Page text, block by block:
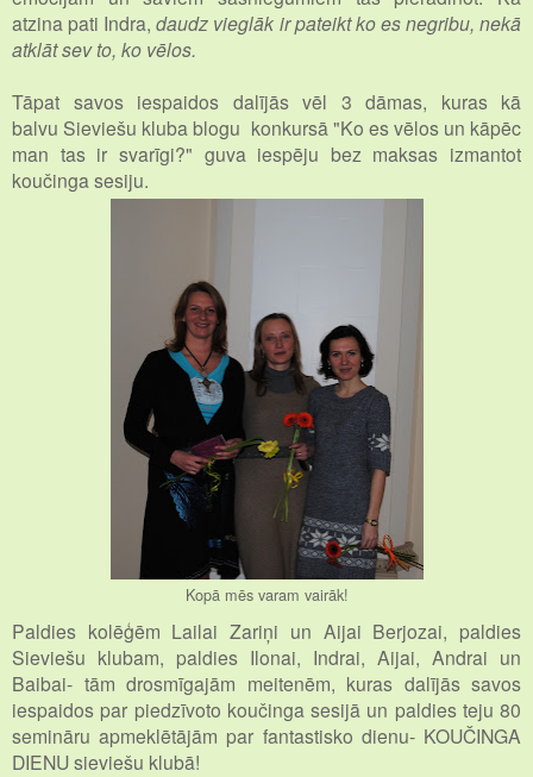
atzina pati Indra,daudz vieglāk ir pateikt ko es negribu, nekā
atklāt sev to, ko vēlos.
Tāpat savos iespaidos dalījās vēl 3 dāmas, kuras kā
balvu Sieviešu kluba blogu konkursā "Ko es vēlos un kāpēc
man tas ir svarīgi?" guva iespēju bez maksas izmantot
koučinga sesiju.
Kopā mēs varam vairāk!
Paldies kolēģēm Lailai Zariņi un Aijai Berjozai, paldies
Sieviešu klubam, paldies Ilonai, Indrai, Aijai, Andrai un
Baibai- tām drosmīgajām meitenēm, kuras dalījās savos
iespaidos par piedzīvoto koučinga sesijā un paldies teju 80
semināru apmeklētājām par fantastisko dienu- KOUČINGA
DIENU sieviešu klubā!